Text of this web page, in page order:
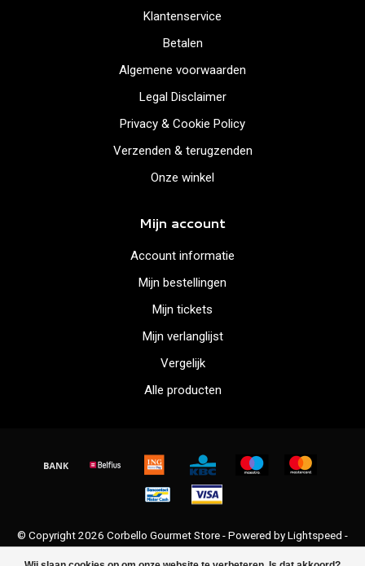
Klantenservice
Betalen
Algemene voorwaarden
Legal Disclaimer
Privacy & Cookie Policy
Verzenden & terugzenden
Onze winkel
Mijn account
Account informatie
Mijn bestellingen
Mijn tickets
Mijn verlanglijst
Vergelijk
Alle producten
© Copyright 2026 Corbello Gourmet Store - Powered byLightspeed -
Lightspeed design by Dyvelopment